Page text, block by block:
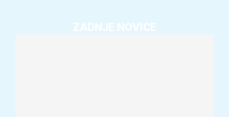
ZADNJE NOVICE